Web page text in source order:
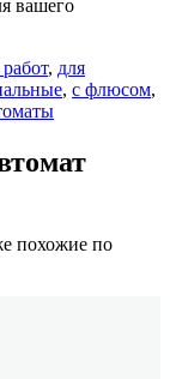
вашего
, для
, с флюсом,
похожие по